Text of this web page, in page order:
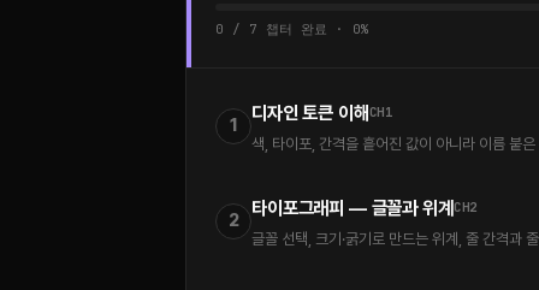
0 / 7 챕터 완료 · 0%
1
디자인 토큰 이해CH1
색, 타이포, 간격을 흩어진 값이 아니라 이름 붙
2
타이포그래피 — 글꼴과 위계CH2
글꼴 선택, 크기·굵기로 만드는 위계, 줄 간격과